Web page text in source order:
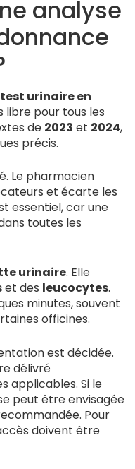
analyse
test urinaire en
libre pour tous les
de 2023 et 2024,
précis.
Le pharmacien
et écarte les
essentiel, car une
toutes les
urinaire. Elle
et des leucocytes.
minutes, souvent
officines.
est décidée.
délivré
applicables. Si le
peut être envisagée
Pour
doivent être